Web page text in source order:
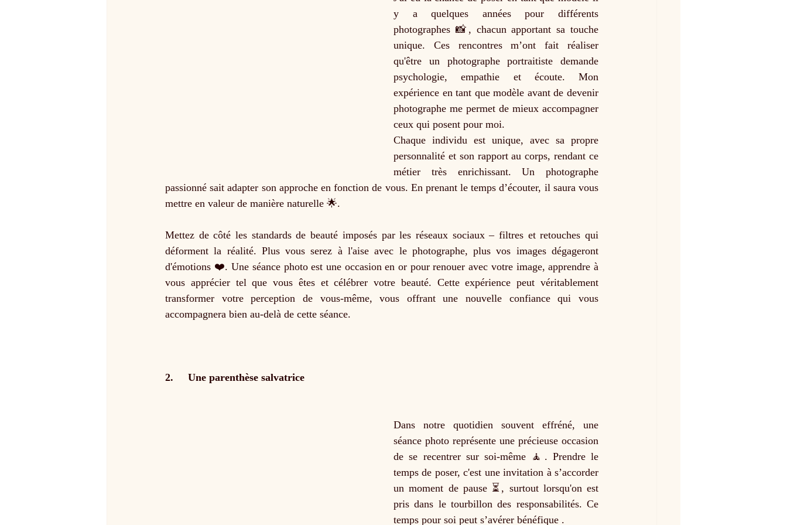
y a quelques années pour différents
photographes 📸, chacun apportant sa touche
unique. Ces rencontres m’ont fait réaliser
qu'être un photographe portraitiste demande
psychologie, empathie et écoute. Mon
expérience en tant que modèle avant de devenir
photographe me permet de mieux accompagner
ceux qui posent pour moi.
Chaque individu est unique, avec sa propre
personnalité et son rapport au corps, rendant ce
métier très enrichissant. Un photographe
passionné sait adapter son approche en fonction de vous. En prenant le temps d’écouter, il saura vous
mettre en valeur de manière naturelle 🌟.
Mettez de côté les standards de beauté imposés par les réseaux sociaux – filtres et retouches qui
déforment la réalité. Plus vous serez à l'aise avec le photographe, plus vos images dégageront
d'émotions ❤️. Une séance photo est une occasion en or pour renouer avec votre image, apprendre à
vous apprécier tel que vous êtes et célébrer votre beauté. Cette expérience peut véritablement
transformer votre perception de vous-même, vous offrant une nouvelle confiance qui vous
accompagnera bien au-delà de cette séance.
2.     Une parenthèse salvatrice
Dans notre quotidien souvent effréné, une
séance photo représente une précieuse occasion
de se recentrer sur soi-même 🧘. Prendre le
temps de poser, c'est une invitation à s’accorder
un moment de pause ⏳, surtout lorsqu'on est
pris dans le tourbillon des responsabilités. Ce
temps pour soi peut s’avérer bénéfique .